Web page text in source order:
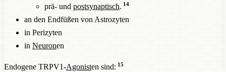
prä- und postsynaptisch. 14
an den Endfüßen von Astrozyten
in Perizyten
in Neuronen
Endogene TRPV1-Agonisten sind: 15